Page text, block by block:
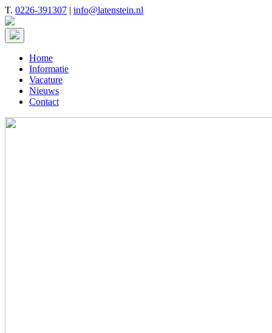
T. 0226-391307 | info@latenstein.nl
Home
Informatie
Vacature
Nieuws
Contact